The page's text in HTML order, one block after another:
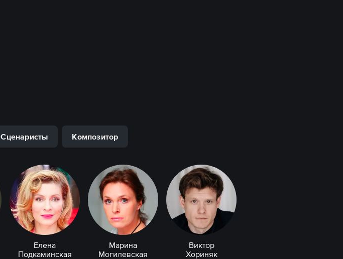
Сценаристы Композитор
Елена
Подкаминская
Марина
Могилевская
Виктор
Хориняк